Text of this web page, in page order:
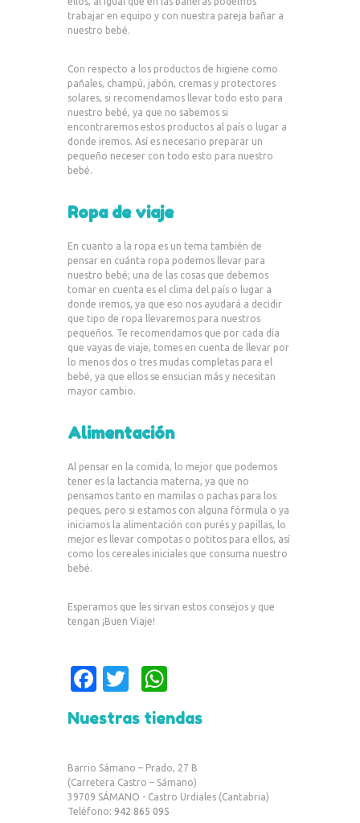
trabajar en equipo y con nuestra pareja bañar a
nuestro bebé.
Con respecto a los productos de higiene como
pañales, champú, jabón, cremas y protectores
solares, si recomendamos llevar todo esto para
nuestro bebé, ya que no sabemos si
encontraremos estos productos al país o lugar a
donde iremos. Así es necesario preparar un
pequeño neceser con todo esto para nuestro
bebé.
Ropa de viaje
En cuanto a la ropa es un tema también de
pensar en cuánta ropa podemos llevar para
nuestro bebé; una de las cosas que debemos
tomar en cuenta es el clima del país o lugar a
donde iremos, ya que eso nos ayudará a decidir
que tipo de ropa llevaremos para nuestros
pequeños. Te recomendamos que por cada día
que vayas de viaje, tomes en cuenta de llevar por
lo menos dos o tres mudas completas para el
bebé, ya que ellos se ensucian más y necesitan
mayor cambio.
Alimentación
Al pensar en la comida, lo mejor que podemos
tener es la lactancia materna, ya que no
pensamos tanto en mamilas o pachas para los
peques, pero si estamos con alguna fórmula o ya
iniciamos la alimentación con purés y papillas, lo
mejor es llevar compotas o potitos para ellos, así
como los cereales iniciales que consuma nuestro
bebé.
Esperamos que les sirvan estos consejos y que
tengan ¡Buen Viaje!
Fa
e
b
o
o
w
it
r
at
A
p
Nuestras tiendas
Barrio Sámano – Prado, 27 B
(Carretera Castro – Sámano)
39709 SÁMANO - Castro Urdiales (Cantabria)
Teléfono: 942 865 095